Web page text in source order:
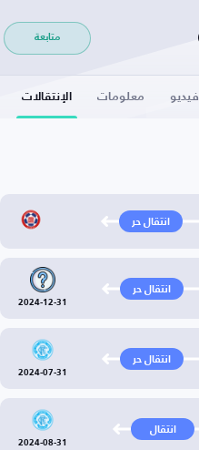
متابعة
فيديو معلومات الإنتقالات
انتقال حر
انتقال حر
2024-12-31
انتقال حر
2024-07-31
انتقال
2024-08-31